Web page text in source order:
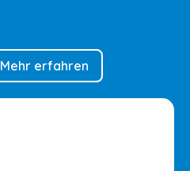
Mehr erfahren